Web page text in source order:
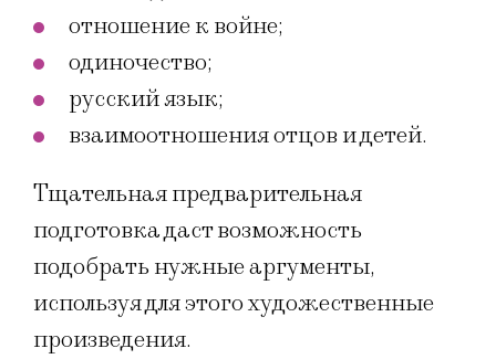
отношение к войне;
одиночество;
русский язык;
взаимоотношения отцов и детей.
Тщательная предварительная
подготовка даст возможность
подобрать нужные аргументы,
используя для этого художественные
произведения.